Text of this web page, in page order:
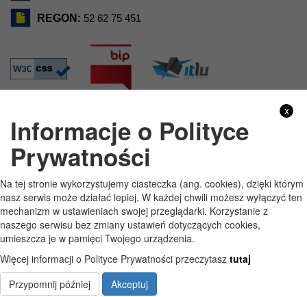
REGON: 52 62 75 451
GODZINY PRACY
Pon 7:30 - 15:30
Wt 7:30 - 15:30
Śr 7:30 - 15:30
Pt 7:30 - 15:30
x
Informacje o Polityce
Prywatności
Na tej stronie wykorzystujemy ciasteczka (ang. cookies), dzięki którym
nasz serwis może działać lepiej. W każdej chwili możesz wyłączyć ten
mechanizm w ustawieniach swojej przeglądarki. Korzystanie z
naszego serwisu bez zmiany ustawień dotyczących cookies,
umieszcza je w pamięci Twojego urządzenia.
Więcej informacji o Polityce Prywatności przeczytasz tutaj
Przypomnij później
Akceptuj